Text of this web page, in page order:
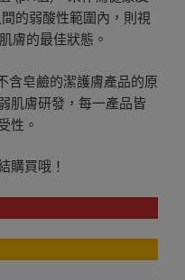
的弱酸性範圍內，則視
膚的最佳狀態。
含皂鹼的潔護膚產品的原
肌膚研發，每一產品皆
性。
購買哦！